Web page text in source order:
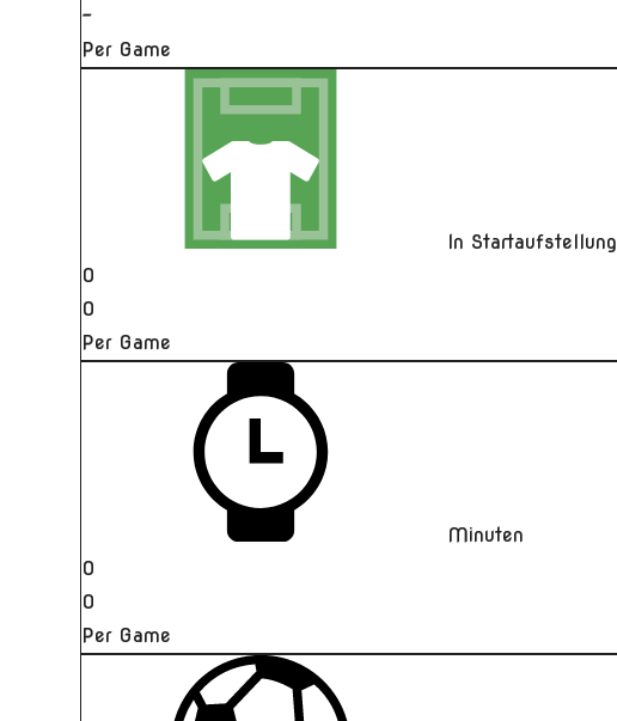
-
Per Game
In Startaufstellung
0
0
Per Game
Minuten
0
0
Per Game